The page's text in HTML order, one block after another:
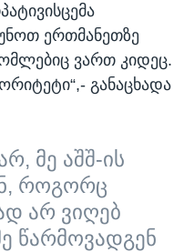
ერთმანეთზე
ვართ კიდეც.
განაცხადა
მე აშშ-ის
როგორც
არ ვიღებ
წარმოვადგენ